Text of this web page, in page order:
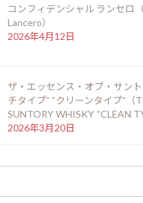
ニューグローブ 10年（NEW
2026年7月12日
お陰をもちましてスーペルノ
年を迎えることとなりました
2026年6月29日
ッシュ（BIG PEAT 33years
コンフィデンシャル ランセロ
Lancero）
2026年4月12日
ザ・エッセンス・オブ・サン
チタイプ” “クリーンタイプ”（
SUNTORY WHISKY “CLEAN
2026年3月20日